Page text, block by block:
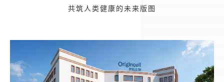
共筑人类健康的未来版图